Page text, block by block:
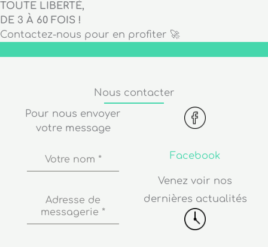
TOUTE LIBERTÉ,
DE 3 À 60 FOIS !
Contactez-nous pour en profiter 🚀
Nous contacter
Pour nous envoyer
votre message
Votre nom *
Adresse de
messagerie *
Facebook
Venez voir nos
dernières actualités